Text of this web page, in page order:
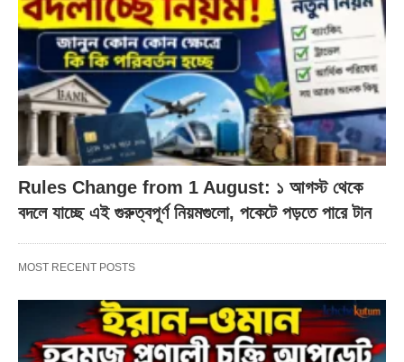
Rules Change from 1 August: ১ আগস্ট থেকে
বদলে যাচ্ছে এই গুরুত্বপূর্ণ নিয়মগুলো, পকেটে পড়তে পারে টান
MOST RECENT POSTS